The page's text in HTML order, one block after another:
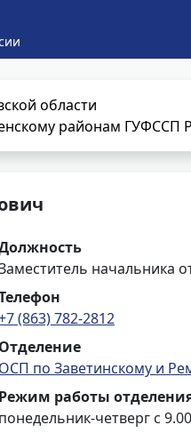
области
районам ГУФССП
начальника
(863) 782-2812
Отделение
ОСП по Заветинскому и
Режим работы
понедельник-четверг с